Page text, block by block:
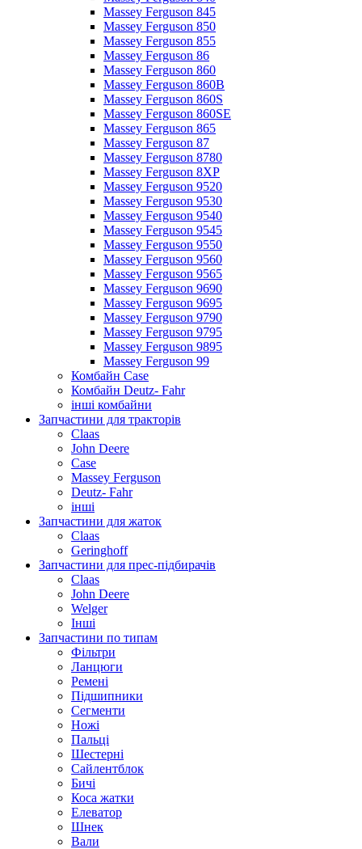
Massey Ferguson 845
Massey Ferguson 850
Massey Ferguson 855
Massey Ferguson 86
Massey Ferguson 860
Massey Ferguson 860B
Massey Ferguson 860S
Massey Ferguson 860SE
Massey Ferguson 865
Massey Ferguson 87
Massey Ferguson 8780
Massey Ferguson 8XP
Massey Ferguson 9520
Massey Ferguson 9530
Massey Ferguson 9540
Massey Ferguson 9545
Massey Ferguson 9550
Massey Ferguson 9560
Massey Ferguson 9565
Massey Ferguson 9690
Massey Ferguson 9695
Massey Ferguson 9790
Massey Ferguson 9795
Massey Ferguson 9895
Massey Ferguson 99
Комбайн Case
Комбайн Deutz- Fahr
інші комбайни
Запчастини для тракторів
Claas
John Deere
Case
Massey Ferguson
Deutz- Fahr
інші
Запчастини для жаток
Claas
Geringhoff
Запчастини для прес-підбирачів
Claas
John Deere
Welger
Інші
Запчастини по типам
Фільтри
Ланцюги
Ремені
Підшипники
Сегменти
Ножі
Пальці
Шестерні
Сайлентблок
Бичі
Коса жатки
Елеватор
Шнек
Вали